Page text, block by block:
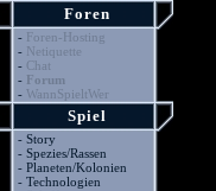
Foren
- Foren-Hosting
- Netiquette
- Chat
- Forum
- WannSpieltWer
Spiel
- Story
- Spezies/Rassen
- Planeten/Kolonien
- Technologien